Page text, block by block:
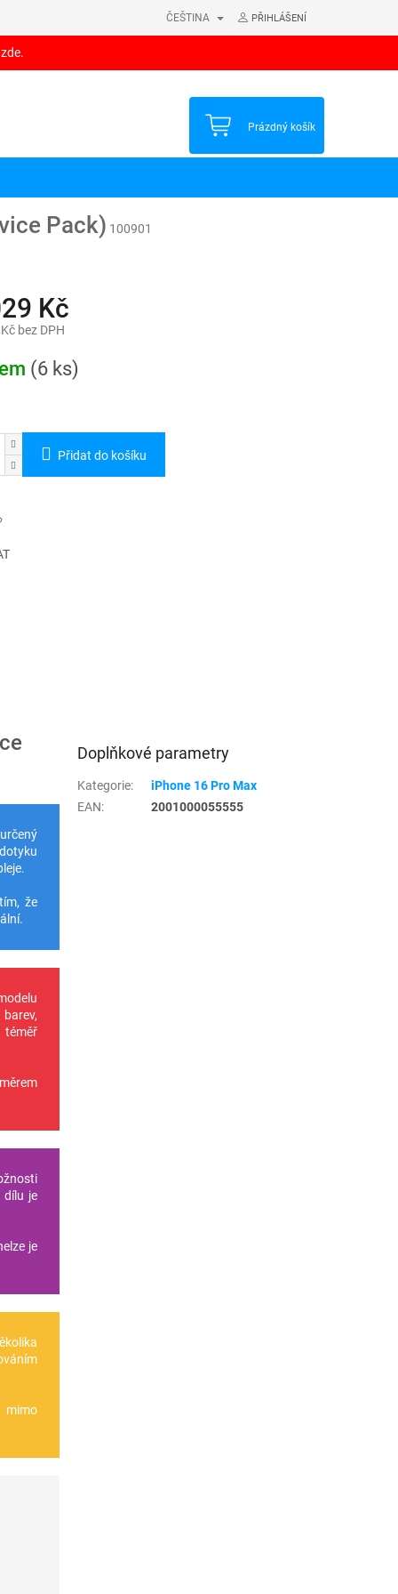
ČEŠTINA PŘIHLÁŠENÍ
NÁKUPNÍ
Prázdný košík
Pack) 100901
Kč
bez DPH
(6 ks)
Přidat do košíku
že
téměř
dílu je
je
Doplňkové parametry
Kategorie:
iPhone 16 Pro Max
EAN: 2001000055555